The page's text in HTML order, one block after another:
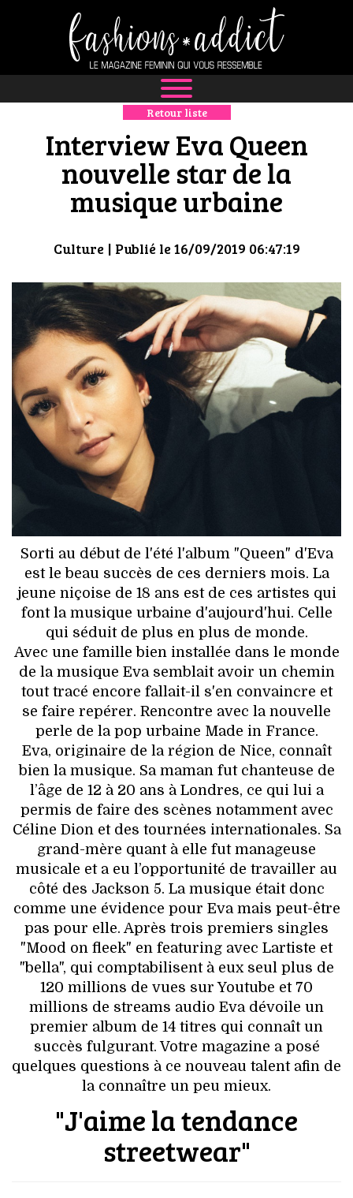
NEWS
MODE
LUXE
DÉFILÉS
BOUTIQUE
CULTURE
HIGH TECH
MAISON
LIEUX TENDANCES
BEAUTÉ
MODE DE RUE
JEUNES CRÉATEURS
HISTOIRE DES MARQUES
DÉCO
VOYAGES & LOISIRS
Retour liste
Interview Eva Queen
nouvelle star de la
musique urbaine
Culture| Publié le 16/09/2019 06:47:19
Sorti au début de l'été l'album "Queen" d'Eva
est le beau succès de ces derniers mois. La
jeune niçoise de 18 ans est de ces artistes qui
font la musique urbaine d'aujourd'hui. Celle
qui séduit de plus en plus de monde.
Avec une famille bien installée dans le monde
de la musique Eva semblait avoir un chemin
tout tracé encore fallait-il s'en convaincre et
se faire repérer. Rencontre avec la nouvelle
perle de la pop urbaine Made in France.
Eva, originaire de la région de Nice, connaît
bien la musique. Sa maman fut chanteuse de
l’âge de 12 à 20 ans à Londres, ce qui lui a
permis de faire des scènes notamment avec
Céline Dion et des tournées internationales. Sa
grand-mère quant à elle fut manageuse
musicale et a eu l’opportunité de travailler au
côté des Jackson 5. La musique était donc
comme une évidence pour Eva mais peut-être
pas pour elle. Après trois premiers singles
"Mood on fleek" en featuring avec Lartiste et
"bella", qui comptabilisent à eux seul plus de
120 millions de vues sur Youtube et 70
millions de streams audio Eva dévoile un
premier album de 14 titres qui connaît un
succès fulgurant. Votre magazine a posé
quelques questions à ce nouveau talent afin de
la connaître un peu mieux.
"J'aime la tendance
streetwear"